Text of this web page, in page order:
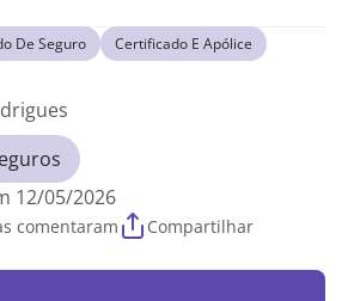
De Seguro
Certificado E Apólice
12/05/2026
comentaram Compartilhar